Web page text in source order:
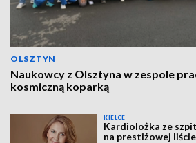
OLSZTYN
Naukowcy z Olsztyna w zespole
kosmiczną koparką
KIELCE
Kardiolożka ze
na prestiżowej